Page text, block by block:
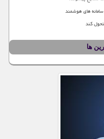
های هوشمند
کند
ها